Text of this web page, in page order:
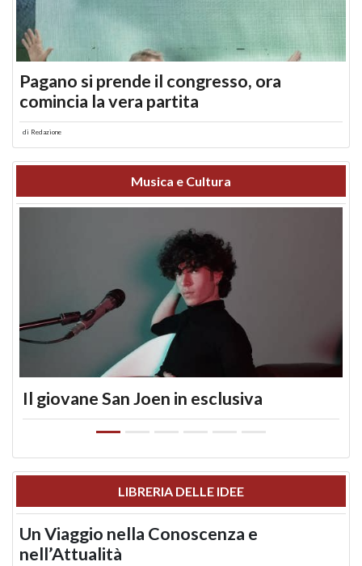
Pagano si prende il congresso, ora
comincia la vera partita
di Redazione
Musica e Cultura
Il giovane San Joen in esclusiva
LIBRERIA DELLE IDEE
Un Viaggio nella Conoscenza e
nell’Attualità